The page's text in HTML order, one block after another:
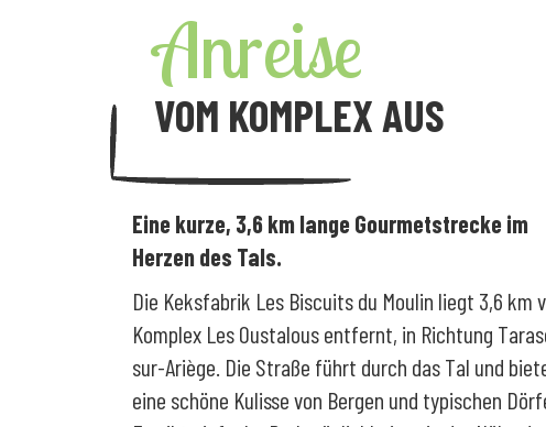
Anreise
VOM KOMPLEX AUS
Eine kurze, 3,6 km lange Gourmetstrecke im
Herzen des Tals.
Die Keksfabrik Les Biscuits du Moulin liegt 3,6 km
Komplex Les Oustalous entfernt, in Richtung
sur-Ariège. Die Straße führt durch das Tal und
eine schöne Kulisse von Bergen und typischen